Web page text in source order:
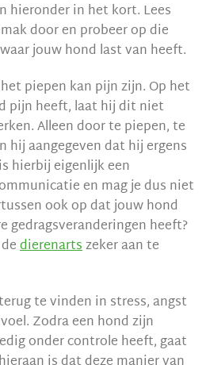
hieronder in het kort. Lees
door en probeer op die
jouw hond last van heeft.
piepen kan pijn zijn. Op het
pijn heeft, laat hij dit niet
Alleen door te piepen, te
hij aangegeven dat hij ergens
hierbij eigenlijk een
en mag je dus niet
ook op dat jouw hond
gedragsveranderingen heeft?
dierenartszeker aan te
te vinden in stress, angst
Zodra een hond zijn
onder controle heeft, gaat